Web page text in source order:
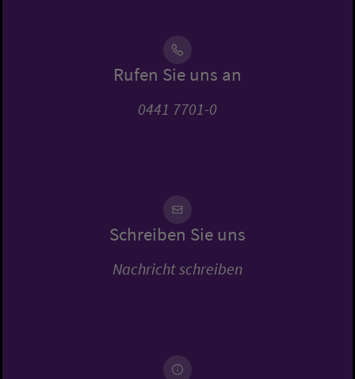
Rufen Sie uns an
0441 7701-0
Schreiben Sie uns
Nachricht schreiben